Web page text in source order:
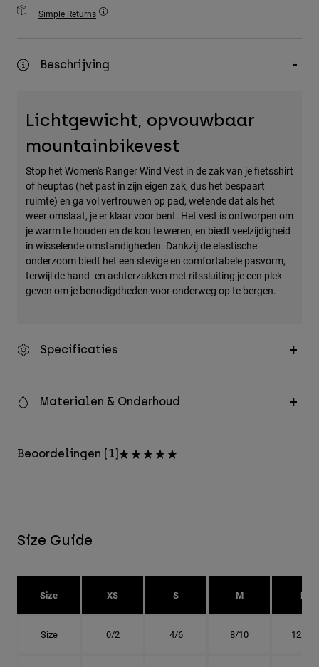
Accessories
Bags & Backpacks
Simple Returns
Beschrijving
Lichtgewicht, opvouwbaar
mountainbikevest
Stop het Women's Ranger Wind Vest in de zak van je fietsshirt
of heuptas (het past in zijn eigen zak, dus het bespaart
ruimte) en ga vol vertrouwen op pad, wetende dat als het
weer omslaat, je er klaar voor bent. Het vest is ontworpen om
je warm te houden en de kou te weren, en biedt veelzijdigheid
in wisselende omstandigheden. Dankzij de elastische
onderzoom biedt het een stevige en comfortabele pasvorm,
terwijl de hand- en achterzakken met ritssluiting je een plek
geven om je benodigdheden voor onderweg op te bergen.
Specificaties
Materialen & Onderhoud
Beoordelingen [1]
Size Guide
Size XS S M L
Size 0/2 4/6 8/10 12/14